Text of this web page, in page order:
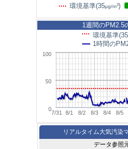
環境基準(35μg/m3)
7/31 8/1 8/2 8/3 8/4 8/5
0
50
100
1週間のPM2.5
環境基準
1時間の
リアルタイム大気汚染
データ参照